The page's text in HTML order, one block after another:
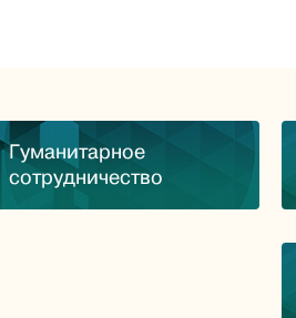
Гуманитарное
сотрудничество